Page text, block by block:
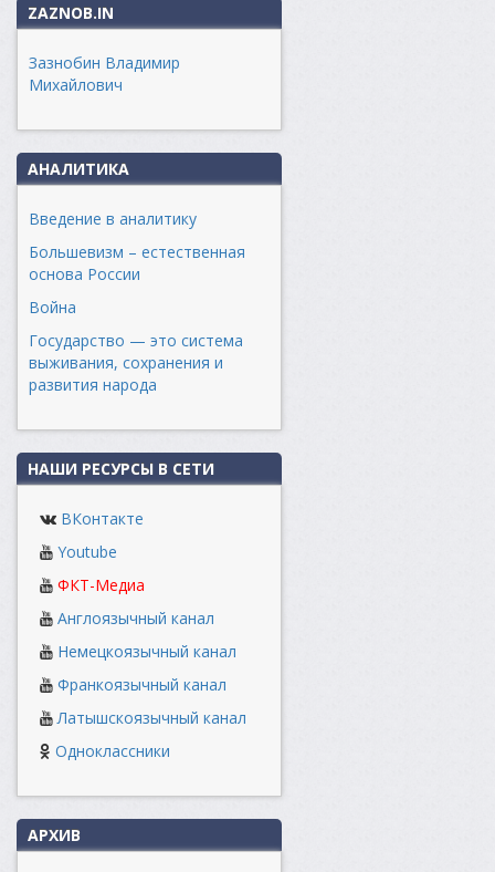
ZAZNOB.IN
Зазнобин Владимир
Михайлович
АНАЛИТИКА
Введение в аналитику
Большевизм – естественная
основа России
Война
Государство — это система
выживания, сохранения и
развития народа
НАШИ РЕСУРСЫ В СЕТИ
ВКонтакте
Youtube
ФКТ-Медиа
Англоязычный канал
Немецкоязычный канал
Франкоязычный канал
Латышскоязычный канал
Одноклассники
АРХИВ